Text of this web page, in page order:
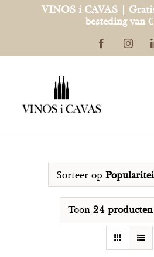
VINOS i CAVAS |
besteding van
Facebook
Sorteer op
Toon 24 producten